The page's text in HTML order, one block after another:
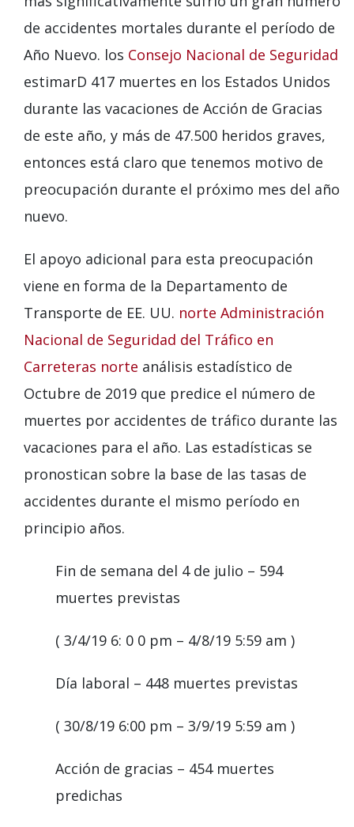
de accidentes mortales durante el período de
Año Nuevo. los Consejo Nacional de Seguridad
estimarD 417 muertes en los Estados Unidos
durante las vacaciones de Acción de Gracias
de este año, y más de 47.500 heridos graves,
entonces está claro que tenemos motivo de
preocupación durante el próximo mes del año
nuevo.
El apoyo adicional para esta preocupación
viene en forma de la Departamento de
Transporte de EE. UU. norte Administración
Nacional de Seguridad del Tráfico en
Carreteras norte análisis estadístico de
Octubre de 2019 que predice el número de
muertes por accidentes de tráfico durante las
vacaciones para el año. Las estadísticas se
pronostican sobre la base de las tasas de
accidentes durante el mismo período en
principio años.
Fin de semana del 4 de julio – 594
muertes previstas
( 3/4/19 6: 0 0 pm – 4/8/19 5:59 am )
Día laboral – 448 muertes previstas
( 30/8/19 6:00 pm – 3/9/19 5:59 am )
Acción de gracias – 454 muertes
predichas